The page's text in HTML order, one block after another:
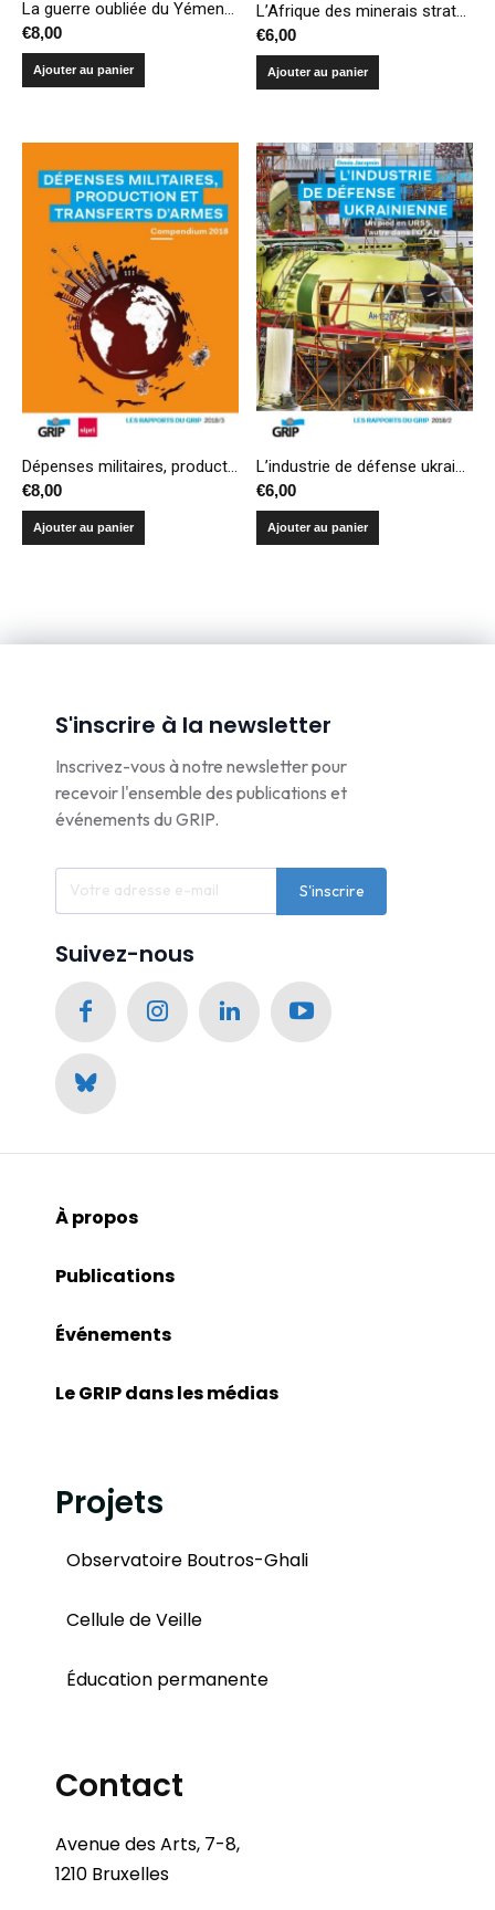
La guerre oubliée du Yémen : impasse militaire, casse-tête politique et catastrophe humanitaire
€8,00
Ajouter au panier
L’Afrique des minerais stratégiques – Du détournement des richesses à la culture de la guerre
€6,00
Ajouter au panier
Dépenses militaires, production et transferts d’armes – Compendium 2018
€8,00
Ajouter au panier
L’industrie de défense ukrainienne: un pied en URSS, l’autre dans l’OTAN
€6,00
Ajouter au panier
S'inscrire à la newsletter
Inscrivez-vous à notre newsletter pour
recevoir l'ensemble des publications et
événements du GRIP.
S'inscrire
Suivez-nous
À propos
Publications
Événements
Le GRIP dans les médias
Projets
Observatoire Boutros-Ghali
Cellule de Veille
Éducation permanente
Contact
Avenue des Arts, 7-8,
1210 Bruxelles